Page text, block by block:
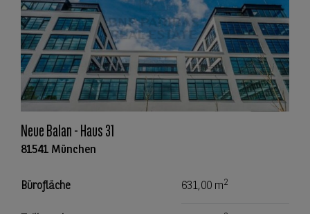
Neue Balan - Haus 31
81541 München
Bürofläche 631,00 m2